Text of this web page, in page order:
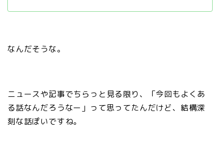
なんだそうな。
ニュースや記事でちらっと見る限り、「今回もよくあ
る話なんだろうなー」って思ってたんだけど、結構深
刻な話ぽいですね。